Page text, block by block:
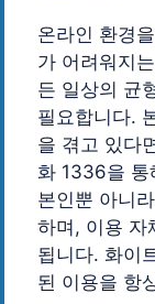
온라인 환경
가 어려워지
든 일상의 균
필요합니다.
을 겪고 있다
화 1336을 통
본인뿐 아니
하며, 이용 자
됩니다. 화이
된 이용을 항